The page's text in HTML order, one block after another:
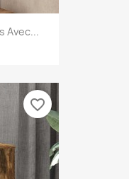
Avec...
favorite_border